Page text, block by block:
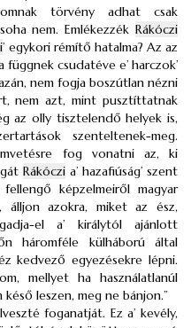
törvény adhat csak
nem. Emlékezzék Rákóczi
’ egykori rémítő hatalma? Az az
csudatéve e’ harczok’
nem fogja boszútlan nézni
nem azt, mint pusztíttatnak
az olly tisztelendő helyek is,
szenteltenek-meg.
fog vonatni az, ki
Rákóczia’ hazafiúság’ szent
képzelmeiről magyar
álljon azokra, miket az ész,
el a’ királytól ajánlott
háromféle külháború által
kedvező egyezésekre lépni.
mellyet ha használatlanúl
leszen, meg ne bánjon.”
foganatját. Ez a’ kevély,